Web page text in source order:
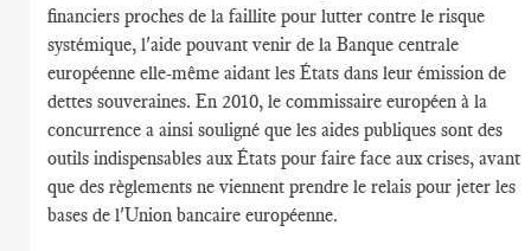
financiers proches de la faillite pour lutter contre le risque
systémique, l'aide pouvant venir de la Banque centrale
européenne elle-même aidant les États dans leur émission de
dettes souveraines. En 2010, le commissaire européen à la
concurrence a ainsi souligné que les aides publiques sont des
outils indispensables aux États pour faire face aux crises, avant
que des règlements ne viennent prendre le relais pour jeter les
bases de l'Union bancaire européenne.